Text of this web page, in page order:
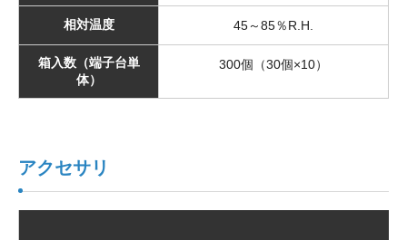
相対温度 45～85％R.H.
箱入数（端子台単
体）
300個（30個×10）
アクセサリ